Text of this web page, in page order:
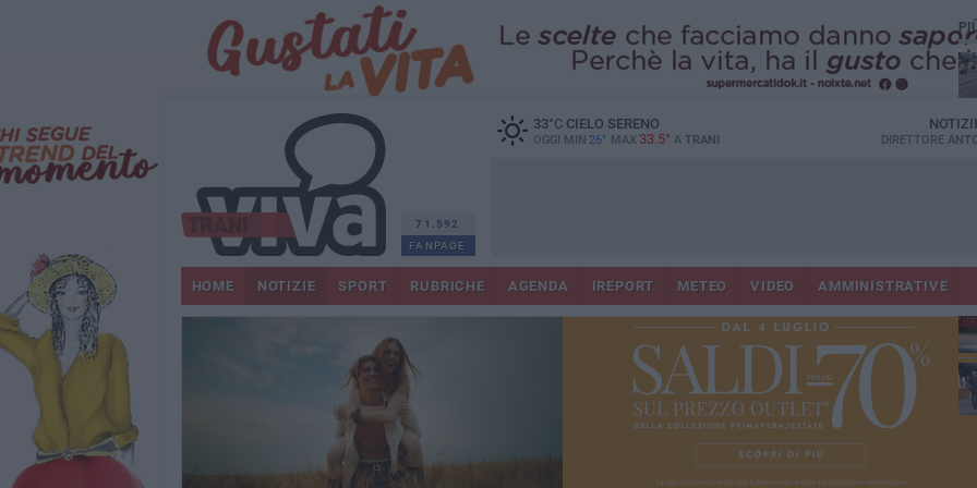
71.592
FANPAGE
33°CCIELO SERENO
OGGI MIN 26° MAX 33.5° A TRANI DIRETTORE
HOME NOTIZIE SPORT RUBRICHE AGENDA IREPORT METEO VIDEO AMMINISTRATIVE